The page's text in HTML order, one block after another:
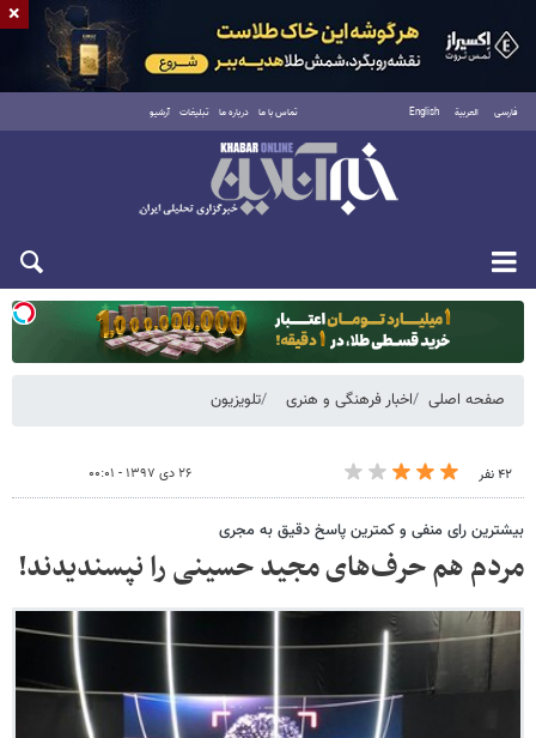
فارسی العربية English تماس با ما درباره ما تبلیغات آرشیو
یکشنبه ۱۸ مرداد ۱۴۰۵
صفحه اصلی اخبار فرهنگی و هنری تلویزیون
۴۲ نفر ۲۶ دی ۱۳۹۷ - ۰۰:۰۱
بیشترین رای منفی و کمترین پاسخ دقیق به مجری
مردم هم حرف‌های مجید حسینی را نپسندیدند!
×